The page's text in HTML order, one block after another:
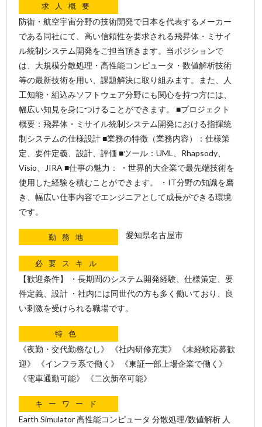
求人概要
防衛・航空宇宙分野の技術開発で日本を代表するメーカー
である同社にて、高い信頼性を要求される飛昇体・ミサイ
ル統制システム開発をご担当頂きます。当ポジションで
は、大規模分散処理・高性能コンピュータ・数値解析技術
等の最新技術を用い、課題解決に取り組みます。また、人
工知能・組込みソフトウェア分野にも関心を持つ方には、
幅広い知見を身につけることができます。 ■プロジェクト
概要：飛昇体・ミサイル統制システム開発における指揮統
制システムの仕様設計 ■業務の特徴（業務内容）：仕様策
定、要件定義、設計、評価 ■ツール：UML、Rhapsody、
Visio、JIRA ■仕事の魅力： ・世界的大企業で最先端技術を
使用した経験を積むことができます。 ・IT分野の知識を磨
き、幅広い仕事内容でエンジニアとして成長ができる環境
です。
勤務地 愛知県名古屋市
必要スキル
【歓迎条件】 ・長期間のシステム開発経験、仕様策定、要
件定義、設計 ・社内には同世代の方も多く働いており、良
い刺激を受けられる職場です。
特色
《夜勤・交代勤務なし》 《社内研修充実》 《未経験応募歓
迎》 《インフラ系で働く》 《東証一部上場企業で働く》
《電車通勤可能》 《二次新卒可能》
キーワード
Earth Simulator 高性能コンピュータ 分散処理/数値解析 人